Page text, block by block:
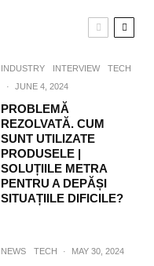
INDUSTRY INTERVIEW
TECH
·
JUNE 4, 2024
PROBLEMĂ
REZOLVATĂ. CUM
SUNT UTILIZATE
PRODUSELE |
SOLUȚIILE METRA
PENTRU A DEPĂȘI
SITUAȚIILE DIFICILE?
NEWS TECH · MAY 30, 2024